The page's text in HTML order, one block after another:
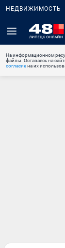
НЕДВИЖИМОСТЬ
На информационном
файлы. Оставаясь на
согласиена их